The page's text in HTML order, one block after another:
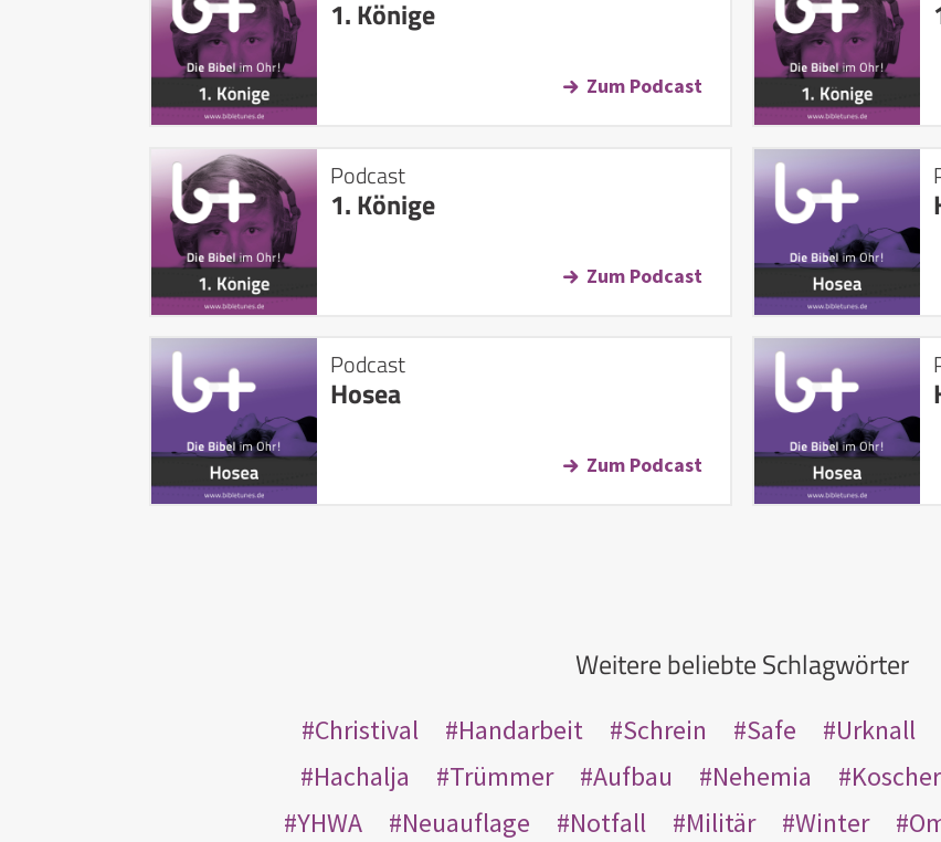
1. Könige
Zum Podcast
Podcast
1. Könige
Zum Podcast
Podcast
Hosea
Zum Podcast
Weitere beliebte Schlagwörter
Christival Handarbeit Schrein Safe Urknall
Hachalja
Trümmer Aufbau Nehemia Koscher
YHWA
Neuauflage Notfall Militär Winter